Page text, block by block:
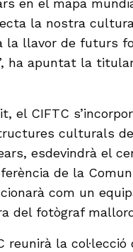
en el mapa
la nostra
la llavor de futurs
ha apuntat la
el CIFTC
culturals
esdevindrà el
de la
com un
del fotògraf
reunirà la col·lecció